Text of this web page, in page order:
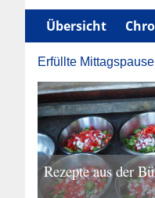
Übersicht
Erfüllte Mittagspause
Rezepte aus der